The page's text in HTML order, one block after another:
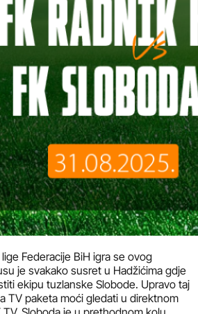
Federacije BiH igra se ovog
je svakako susret u Hadžićima gdje
ekipu tuzlanske Slobode. Upravo taj
TV paketa moći gledati u direktnom